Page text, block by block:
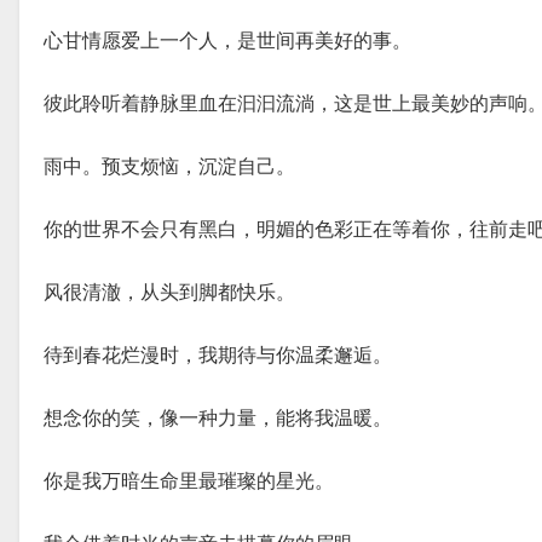
心甘情愿爱上一个人，是世间再美好的事。
彼此聆听着静脉里血在汩汩流淌，这是世上最美妙的声响
雨中。预支烦恼，沉淀自己。
你的世界不会只有黑白，明媚的色彩正在等着你，往前走
风很清澈，从头到脚都快乐。
待到春花烂漫时，我期待与你温柔邂逅。
想念你的笑，像一种力量，能将我温暖。
你是我万暗生命里最璀璨的星光。